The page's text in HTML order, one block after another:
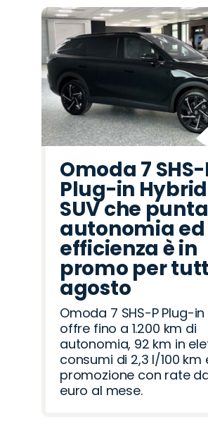
Omoda 7 SHS-
Plug-in
SUV che
autonomia ed
efficienza è in
promo per
agosto
Omoda 7 SHS-P Plug-
offre fino a 1.200 km di
autonomia, 92 km in
consumi di 2,3 l/100 km
promozione con rate
euro al mese.